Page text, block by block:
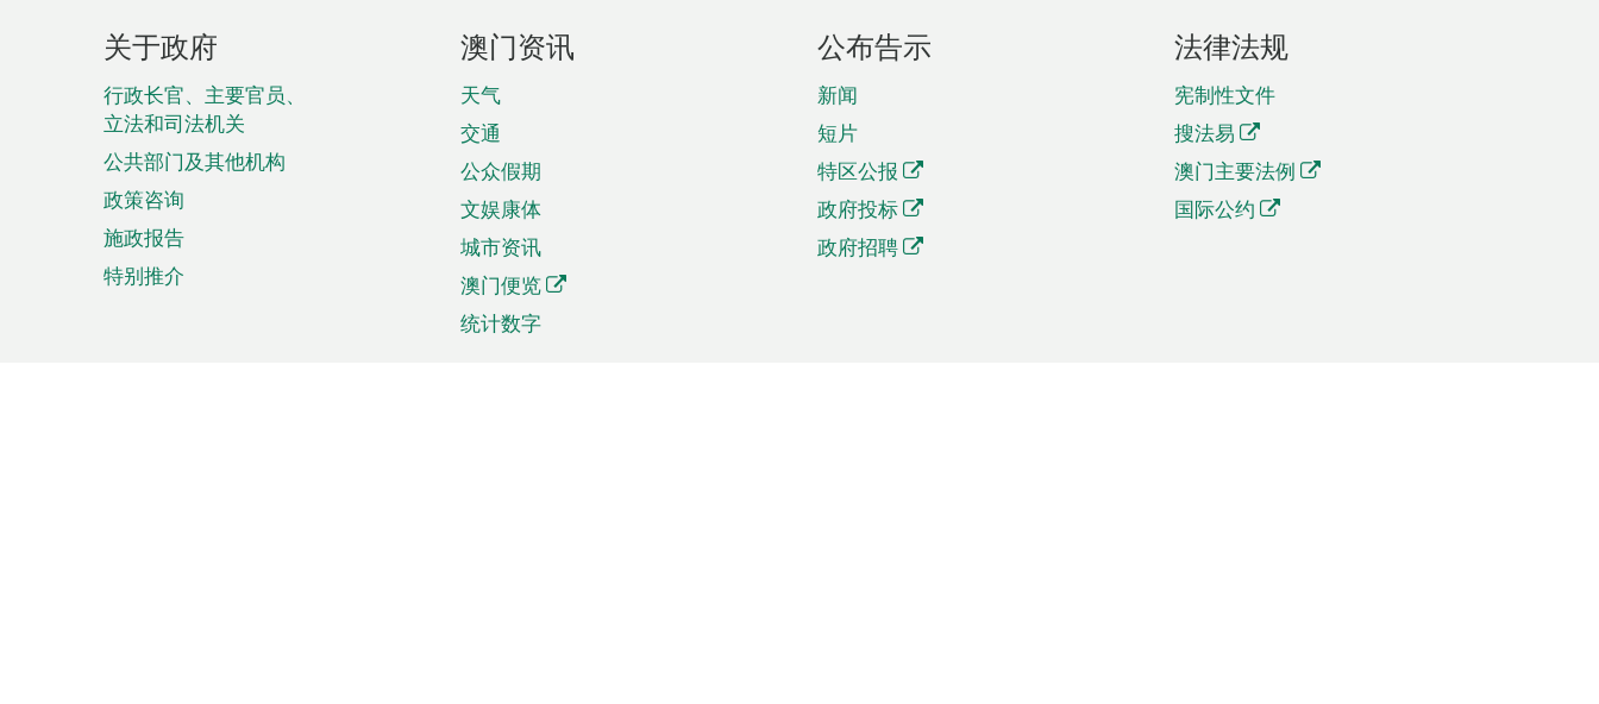
页
脚
菜
单
关于政府
行政长官、主要官员、
立法和司法机关
公共部门及其他机构
政策咨询
施政报告
特别推介
澳门资讯
天气
交通
公众假期
文娱康体
城市资讯
澳门便览
统计数字
公布告示
新闻
短片
特区公报
政府投标
政府招聘
法律法规
宪制性文件
搜法易
澳门主要法例
国际公约